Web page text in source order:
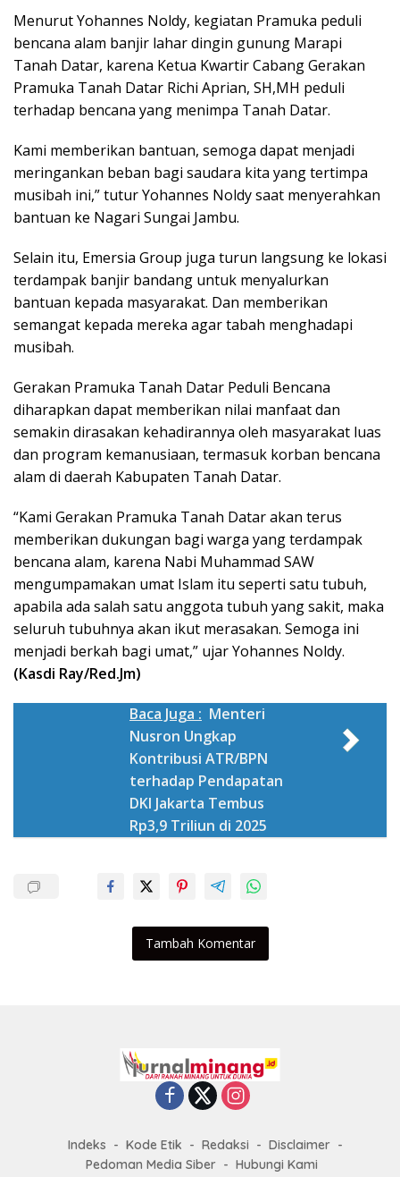
Menurut Yohannes Noldy, kegiatan Pramuka peduli
bencana alam banjir lahar dingin gunung Marapi
Tanah Datar, karena Ketua Kwartir Cabang Gerakan
Pramuka Tanah Datar Richi Aprian, SH,MH peduli
terhadap bencana yang menimpa Tanah Datar.
Kami memberikan bantuan, semoga dapat menjadi
meringankan beban bagi saudara kita yang tertimpa
musibah ini,” tutur Yohannes Noldy saat menyerahkan
bantuan ke Nagari Sungai Jambu.
Selain itu, Emersia Group juga turun langsung ke lokasi
terdampak banjir bandang untuk menyalurkan
bantuan kepada masyarakat. Dan memberikan
semangat kepada mereka agar tabah menghadapi
musibah.
Gerakan Pramuka Tanah Datar Peduli Bencana
diharapkan dapat memberikan nilai manfaat dan
semakin dirasakan kehadirannya oleh masyarakat luas
dan program kemanusiaan, termasuk korban bencana
alam di daerah Kabupaten Tanah Datar.
“Kami Gerakan Pramuka Tanah Datar akan terus
memberikan dukungan bagi warga yang terdampak
bencana alam, karena Nabi Muhammad SAW
mengumpamakan umat Islam itu seperti satu tubuh,
apabila ada salah satu anggota tubuh yang sakit, maka
seluruh tubuhnya akan ikut merasakan. Semoga ini
menjadi berkah bagi umat,” ujar Yohannes Noldy.
(Kasdi Ray/Red.Jm)
Baca Juga : Menteri
Nusron Ungkap
Kontribusi ATR/BPN
terhadap Pendapatan
DKI Jakarta Tembus
Rp3,9 Triliun di 2025
Tambah Komentar
Indeks Kode Etik Redaksi
Disclaimer
Pedoman Media Siber
Hubungi Kami